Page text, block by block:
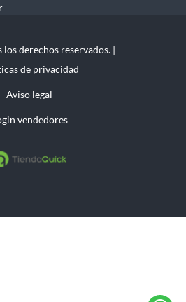
derechos reservados. |
de privacidad
Aviso legal
vendedores